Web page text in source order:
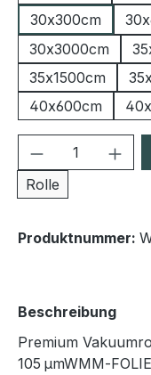
30x300cm
30x3000cm
35x1500cm
40x600cm
Produkt
Rolle
Produktnummer:
Beschreibung
Premium
105